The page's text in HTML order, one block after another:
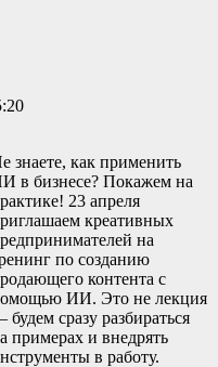
знаете, как применить
в бизнесе? Покажем на
23 апреля
креативных
на
по созданию
контента с
ИИ. Это не лекция
будем сразу разбираться
примерах и внедрять
в работу.